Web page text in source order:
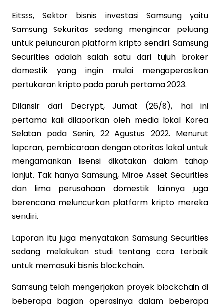
Eitsss, Sektor bisnis investasi Samsung yaitu
Samsung Sekuritas sedang mengincar peluang
untuk peluncuran platform kripto sendiri. Samsung
Securities adalah salah satu dari tujuh broker
domestik yang ingin mulai mengoperasikan
pertukaran kripto pada paruh pertama 2023.
Dilansir dari Decrypt, Jumat (26/8), hal ini
pertama kali dilaporkan oleh media lokal Korea
Selatan pada Senin, 22 Agustus 2022. Menurut
laporan, pembicaraan dengan otoritas lokal untuk
mengamankan lisensi dikatakan dalam tahap
lanjut. Tak hanya Samsung, Mirae Asset Securities
dan lima perusahaan domestik lainnya juga
berencana meluncurkan platform kripto mereka
sendiri.
Laporan itu juga menyatakan Samsung Securities
sedang melakukan studi tentang cara terbaik
untuk memasuki bisnis blockchain.
Samsung telah mengerjakan proyek blockchain di
beberapa bagian operasinya dalam beberapa